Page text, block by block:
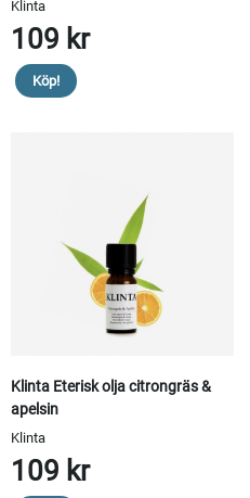
Klinta
109 kr
Köp!
Klinta Eterisk olja citrongräs &
apelsin
Klinta
109 kr